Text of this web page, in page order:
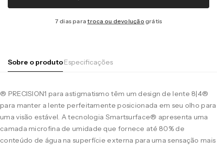
7 dias paratroca ou devolução grátis
Sobre o produtoEspecificações
® PRECISION1 para astigmatismo têm um design de lente 8|4®
para manter a lente perfeitamente posicionada em seu olho para
uma visão estável. A tecnologia Smartsurface® apresenta uma
camada microfina de umidade que fornece até 80% de
conteúdo de água na superfície externa para uma sensação mais